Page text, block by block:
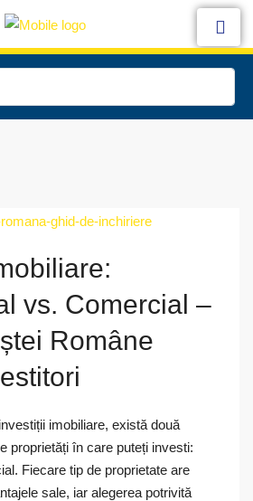
vs. Comercial –
Române
imobiliare, există două
proprietăți în care puteți investi:
Fiecare tip de proprietate are
sale, iar alegerea potrivită